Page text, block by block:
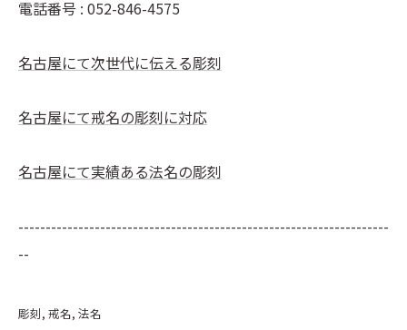
電話番号 : 052-846-4575
名古屋にて次世代に伝える彫刻
名古屋にて戒名の彫刻に対応
名古屋にて実績ある法名の彫刻
--------------------------------------------------------------------
--
彫刻 戒名 法名